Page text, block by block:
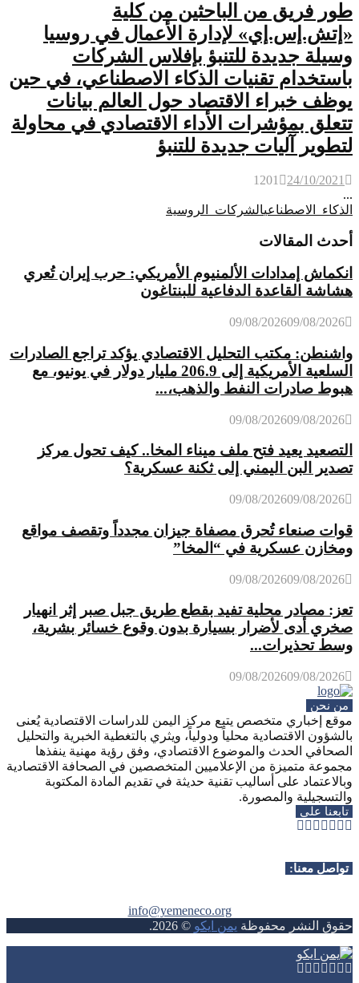
طور فريق من الباحثين من كلية
«إتش.إس.إي» لإدارة الأعمال في روسيا
وسيلة جديدة للتنبؤ بإفلاس الشركات
باستخدام تقنيات الذكاء الاصطناعي، في حين
يوظف خبراء الاقتصاد حول العالم بيانات
تتعلق بمؤشرات الأداء الاقتصادي في محاولة
لتطوير آليات جديدة للتنبؤ
24/10/2021
1201
...
الذكاء_الاصطناعيالشركات_الروسية
أحدث المقالات
انكماش إمدادات الألمنيوم الأمريكي: حرب إيران تُعري
هشاشة القاعدة الدفاعية للبنتاغون
09/08/202609/08/2026
واشنطن: مكتب التحليل الاقتصادي يؤكد تراجع الصادرات
السلعية الأمريكية إلى 206.9 مليار دولار في يونيو، مع
هبوط صادرات النفط والذهب،...
09/08/202609/08/2026
التصعيد يعيد فتح ملف ميناء المخا.. كيف تحول مركز
تصدير البن اليمني إلى ثكنة عسكرية؟
09/08/202609/08/2026
قوات صنعاء تُحرق مصفاة جيزان مجدداً وتقصف مواقع
ومخازن عسكرية في “المخا”
09/08/202609/08/2026
تعز: مصادر محلية تفيد بقطع طريق جبل صبر إثر انهيار
صخري أدى لأضرار بسيارة بدون وقوع خسائر بشرية،
وسط تحذيرات...
09/08/202609/08/2026
من نحن
موقع إخباري متخصص يتبع مركز اليمن للدراسات الاقتصادية يُعنى
بالشؤون الاقتصادية محلياً ودولياً، ويثري بالتغطية الخبرية والتحليل
الصحافي الحدث والموضوع الاقتصادي، وفق رؤية مهنية ينفذها
مجموعة متميزة من الإعلاميين المتخصصين في الصحافة الاقتصادية
وبالاعتماد على أساليب تقنية حديثة في تقديم المادة المكتوبة
والتسجيلية والمصورة.
تابعنا على
Facebook
Twitter
Instagram
Youtube
Rss
Telegram
Whatsapp
تواصل معنا:
info@yemeneco.org
حقوق النشر محفوظة يمن ايكو©
2026
.
Facebook
Twitter
Instagram
Youtube
Rss
Telegram
Whatsapp